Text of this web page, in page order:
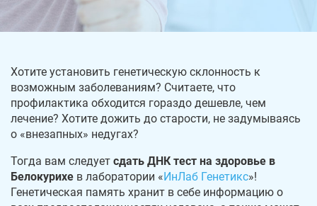
Хотите установить генетическую склонность к
возможным заболеваниям? Считаете, что
профилактика обходится гораздо дешевле, чем
лечение? Хотите дожить до старости, не задумываясь
о «внезапных» недугах?
Тогда вам следует сдать ДНК тест на здоровье в
Белокурихе в лаборатории « ИнЛаб Генетикс»!
Генетическая память хранит в себе информацию о